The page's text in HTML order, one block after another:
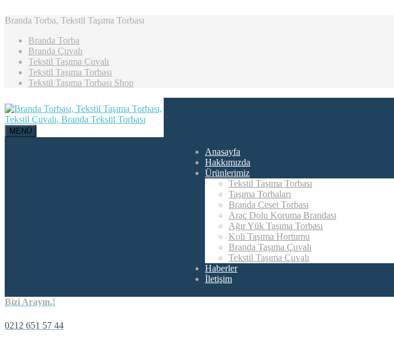
Branda Torba, Tekstil Taşıma Torbası
Branda Torba
Branda Çuvalı
Tekstil Taşıma Çuvalı
Tekstil Taşıma Torbası
Tekstil Taşıma Torbası Shop
MENÜ
Anasayfa
Hakkımızda
Ürünlerimiz
Tekstil Taşıma Torbası
Taşıma Torbaları
Branda Ceset Torbası
Araç Dolu Koruma Brandası
Ağır Yük Taşıma Torbası
Koli Taşıma Hortumu
Branda Taşıma Çuvalı
Tekstil Taşıma Çuvalı
Haberler
İletişim
Bizi Arayın.!
0212 651 57 44